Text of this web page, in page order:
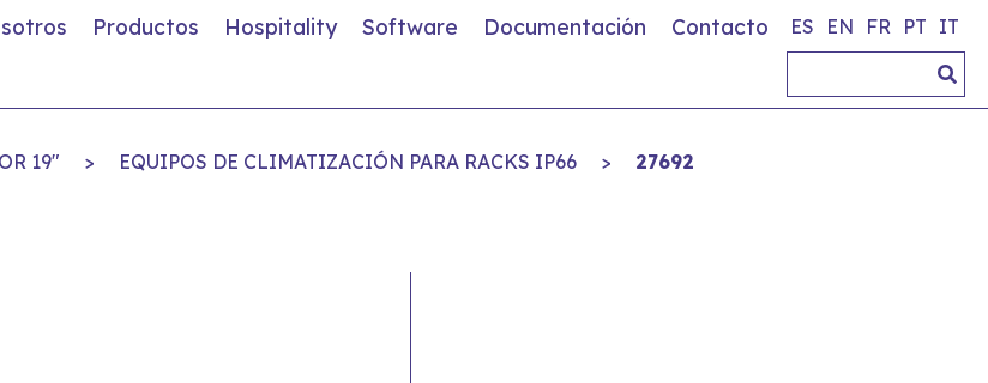
Productos Hospitality Software Documentación Contacto ES EN FR PT IT
19" > EQUIPOS DE CLIMATIZACIÓN PARA RACKS IP66 > 27692